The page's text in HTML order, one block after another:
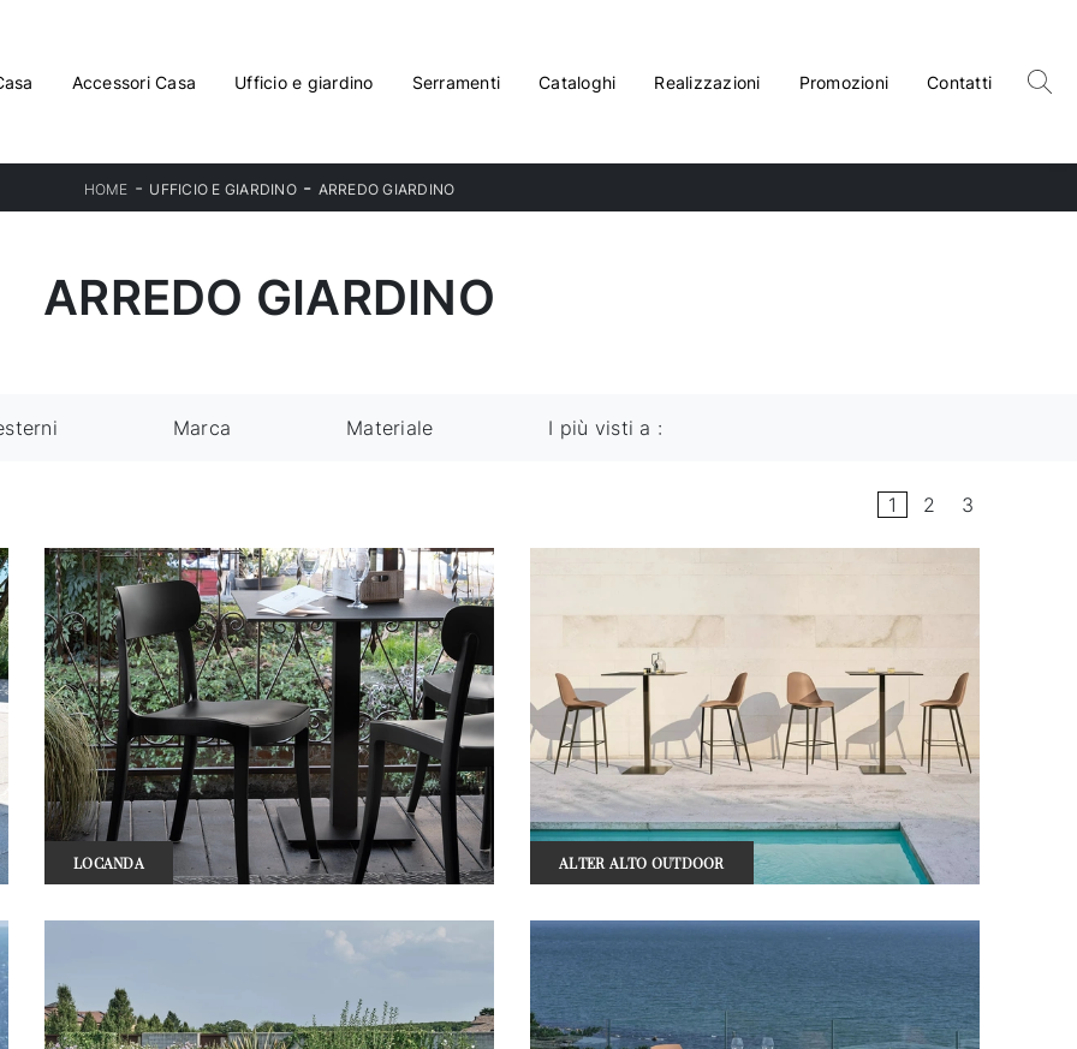
Accessori Casa Ufficio e giardino Serramenti Cataloghi Realizzazioni Promozioni Contatti
HOME - UFFICIO E GIARDINO - ARREDO GIARDINO
ARREDO GIARDINO
Marca Materiale I più visti a :
1 2 3
LOCANDA ALTER ALTO OUTDOOR